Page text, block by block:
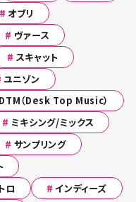
# オブリ
# ヴァース
# スキャット
ユニゾン
DTM（Desk Top Music）
# ミキシング/ミックス
# サンプリング
ロ # インディーズ